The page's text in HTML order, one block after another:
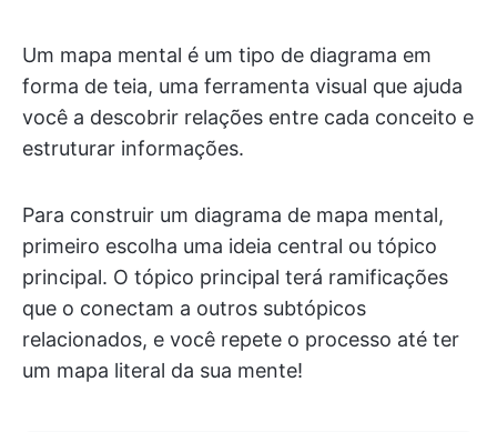
Um mapa mental é um tipo de diagrama em
forma de teia, uma ferramenta visual que ajuda
você a descobrir relações entre cada conceito e
estruturar informações.
Para construir um diagrama de mapa mental,
primeiro escolha uma ideia central ou tópico
principal. O tópico principal terá ramificações
que o conectam a outros subtópicos
relacionados, e você repete o processo até ter
um mapa literal da sua mente!